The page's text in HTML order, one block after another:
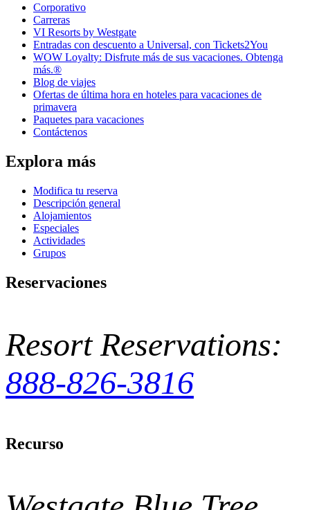
Corporativo
Carreras
VI Resorts by Westgate
Entradas con descuento a Universal, con Tickets2You
WOW Loyalty: Disfrute más de sus vacaciones. Obtenga
más.®
Blog de viajes
Ofertas de última hora en hoteles para vacaciones de
primavera
Paquetes para vacaciones
Contáctenos
Explora más
Modifica tu reserva
Descripción general
Alojamientos
Especiales
Actividades
Grupos
Reservaciones
Resort Reservations:
888-826-3816
Recurso